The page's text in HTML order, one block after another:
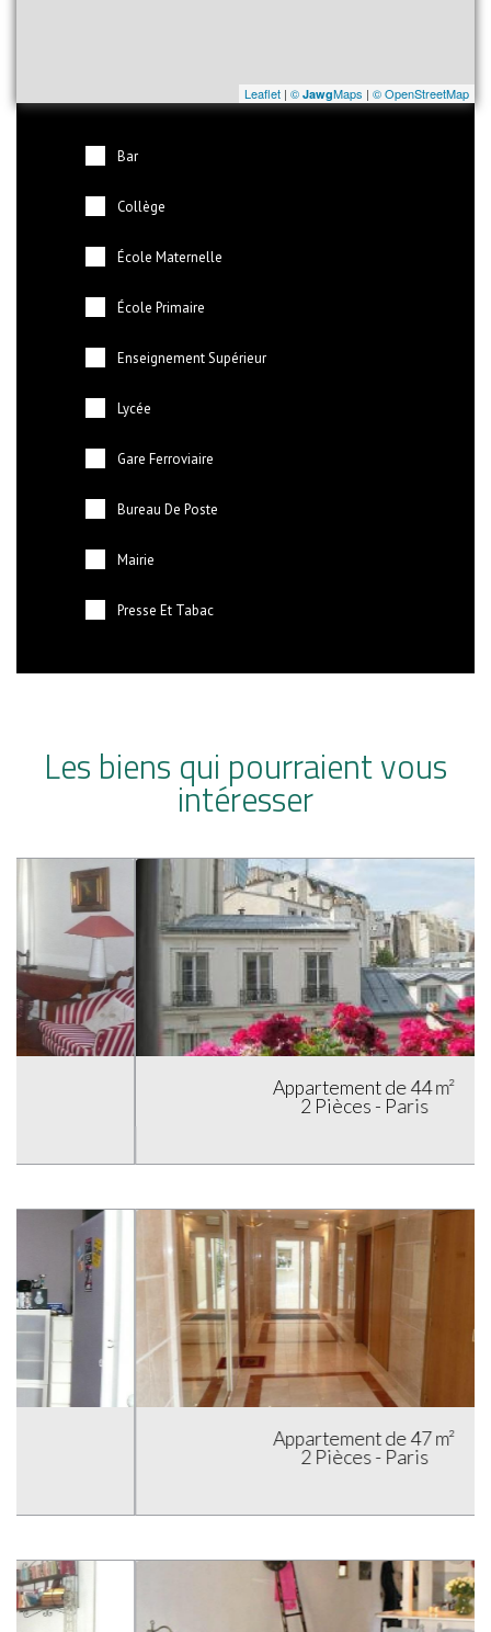
Leaflet | © JawgMaps | © OpenStreetMap
Bar
Collège
École Maternelle
École Primaire
Enseignement Supérieur
Lycée
Gare Ferroviaire
Bureau De Poste
Mairie
Presse Et Tabac
Les biens qui pourraient vous
intéresser
Appartement de 44 m²
2 Pièces - Paris
Appartement de 47 m²
2 Pièces - Paris